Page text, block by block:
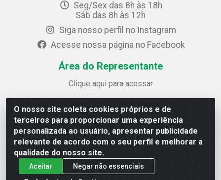
O nosso site coleta cookies próprios e de
terceiros para proporcionar uma experiência
personalizada ao usuário, apresentar publicidade
relevante de acordo com o seu perfil e melhorar a
qualidade do nosso site.
Aceitar
Negar não essenciais
Seg/Sex das 8h às 18h
Sáb das 8h às 12h
Siga nosso perfil no Instagram
Acesse nossa página no Facebook
Área do Representante
Clique aqui para acessar
Credimóveis Novolar Ltda
Rua José Alves Bezerra, 430 - Prazeres - Jaboatão dos
Guararapes / PE - CEP 54.325-610
CNPJ: 09.930.165/0013-70